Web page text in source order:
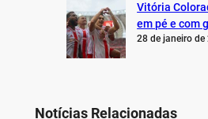
Vitória
em pé e com
28 de janeiro de
Notícias Relacionadas